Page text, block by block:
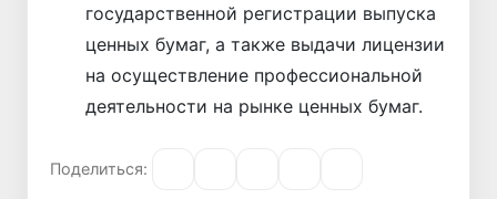
государственной регистрации выпуска
ценных бумаг, а также выдачи лицензии
на осуществление профессиональной
деятельности на рынке ценных бумаг.
Поделиться: